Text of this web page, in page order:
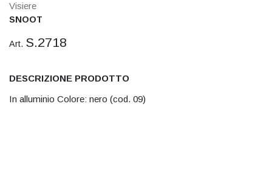
Visiere
SNOOT
Art. S.2718
DESCRIZIONE PRODOTTO
In alluminio Colore: nero (cod. 09)